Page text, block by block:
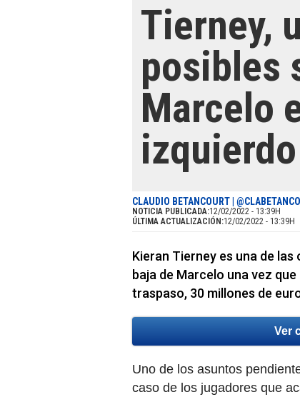
Tierney,
posibles
Marcelo
izquierdo
CLAUDIO BETANCOURT |
NOTICIA PUBLICADA:12/02/2022 - 13:39H
ÚLTIMA ACTUALIZACIÓN:12/02/2022 - 13:39H
Kieran Tierney es una de
baja de Marcelo una vez
traspaso, 30 millones de
Ver
Uno de los asuntos
caso de los jugadores que